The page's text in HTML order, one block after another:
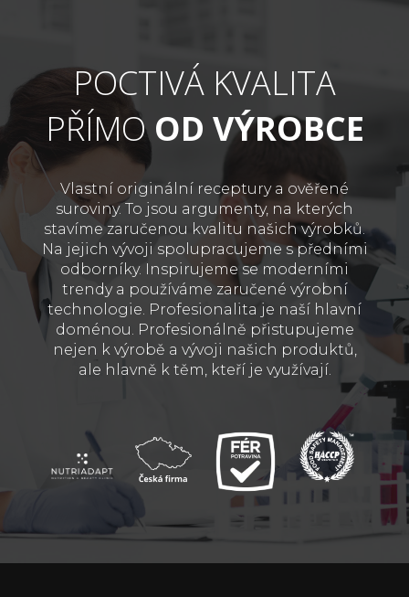
POCTIVÁ KVALITA
PŘÍMOOD VÝROBCE
Vlastní originální receptury a ověřené
suroviny. To jsou argumenty, na kterých
stavíme zaručenou kvalitu našich výrobků.
Na jejich vývoji spolupracujeme s předními
odborníky. Inspirujeme se moderními
trendy a používáme zaručené výrobní
technologie. Profesionalita je naší hlavní
doménou. Profesionálně přistupujeme
nejen k výrobě a vývoji našich produktů,
ale hlavně k těm, kteří je využívají.